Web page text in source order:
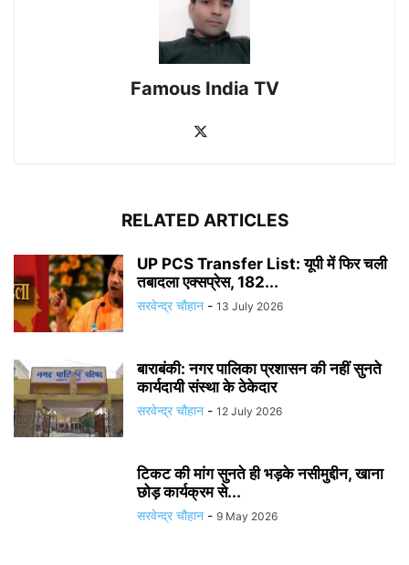
Famous India TV
RELATED ARTICLES
UP PCS Transfer List: यूपी में फिर चली
तबादला एक्सप्रेस, 182...
सरवेन्द्र चौहान - 13 July 2026
बाराबंकी: नगर पालिका प्रशासन की नहीं सुनते
कार्यदायी संस्था के ठेकेदार
सरवेन्द्र चौहान - 12 July 2026
टिकट की मांग सुनते ही भड़के नसीमुद्दीन, खाना
छोड़ कार्यक्रम से...
सरवेन्द्र चौहान - 9 May 2026